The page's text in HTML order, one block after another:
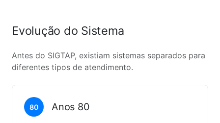
Evolução do Sistema
Antes do SIGTAP, existiam sistemas separados para
diferentes tipos de atendimento.
80 Anos 80